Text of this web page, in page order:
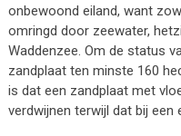
onbewoond eiland, want
omringd door zeewater,
Waddenzee. Om de status
zandplaat ten minste 160
is dat een zandplaat met
verdwijnen terwijl dat bij een